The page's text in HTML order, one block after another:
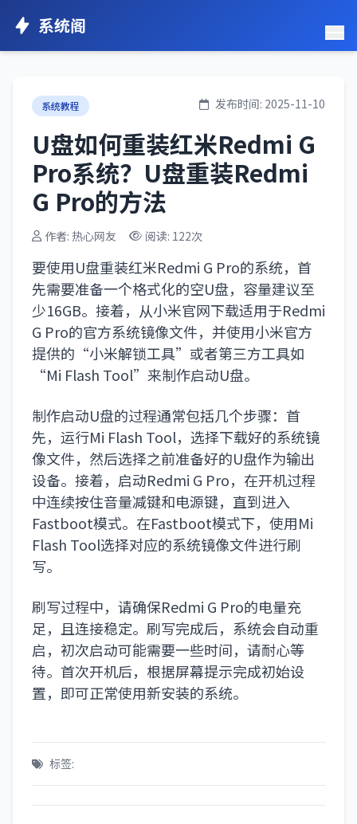
系统阁
系统教程 发布时间: 2025-11-10
U盘如何重装红米Redmi G
Pro系统？U盘重装Redmi
G Pro的方法
作者: 热心网友 阅读: 122次
要使用U盘重装红米Redmi G Pro的系统，首
先需要准备一个格式化的空U盘，容量建议至
少16GB。接着，从小米官网下载适用于Redmi
G Pro的官方系统镜像文件，并使用小米官方
提供的“小米解锁工具”或者第三方工具如
“Mi Flash Tool”来制作启动U盘。
制作启动U盘的过程通常包括几个步骤：首
先，运行Mi Flash Tool，选择下载好的系统镜
像文件，然后选择之前准备好的U盘作为输出
设备。接着，启动Redmi G Pro，在开机过程
中连续按住音量减键和电源键，直到进入
Fastboot模式。在Fastboot模式下，使用Mi
Flash Tool选择对应的系统镜像文件进行刷
写。
刷写过程中，请确保Redmi G Pro的电量充
足，且连接稳定。刷写完成后，系统会自动重
启，初次启动可能需要一些时间，请耐心等
待。首次开机后，根据屏幕提示完成初始设
置，即可正常使用新安装的系统。
标签: